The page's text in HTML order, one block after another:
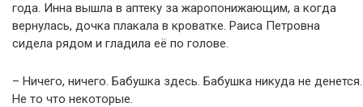
года. Инна вышла в аптеку за жаропонижающим, а когда
вернулась, дочка плакала в кроватке. Раиса Петровна
сидела рядом и гладила её по голове.
– Ничего, ничего. Бабушка здесь. Бабушка никуда не денется.
Не то что некоторые.